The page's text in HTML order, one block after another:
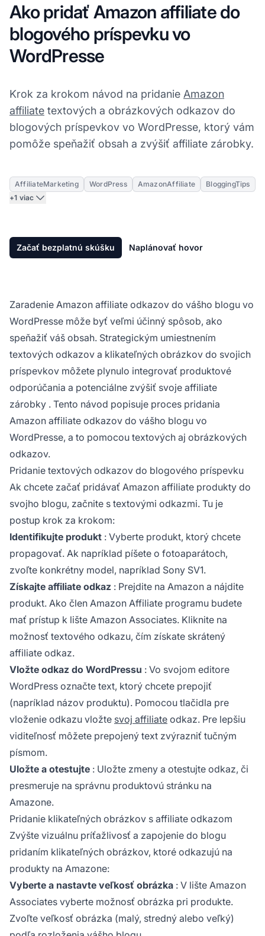
Ako pridať Amazon affiliate do
blogového príspevku vo
WordPresse
Krok za krokom návod na pridanie Amazon
affiliate textových a obrázkových odkazov do
blogových príspevkov vo WordPresse, ktorý vám
pomôže speňažiť obsah a zvýšiť affiliate zárobky.
AffiliateMarketing WordPress AmazonAffiliate
BloggingTips
+1 viac
Začať bezplatnú skúšku Naplánovať hovor
Zaradenie Amazon affiliate odkazov do vášho blogu vo
WordPresse môže byť veľmi účinný spôsob, ako
speňažiť váš obsah. Strategickým umiestnením
textových odkazov a klikateľných obrázkov do svojich
príspevkov môžete plynulo integrovať produktové
odporúčania a potenciálne zvýšiť svoje affiliate
zárobky . Tento návod popisuje proces pridania
Amazon affiliate odkazov do vášho blogu vo
WordPresse, a to pomocou textových aj obrázkových
odkazov.
Pridanie textových odkazov do blogového príspevku
Ak chcete začať pridávať Amazon affiliate produkty do
svojho blogu, začnite s textovými odkazmi. Tu je
postup krok za krokom:
Identifikujte produkt : Vyberte produkt, ktorý chcete
propagovať. Ak napríklad píšete o fotoaparátoch,
zvoľte konkrétny model, napríklad Sony SV1.
Získajte affiliate odkaz : Prejdite na Amazon a nájdite
produkt. Ako člen Amazon Affiliate programu budete
mať prístup k lište Amazon Associates. Kliknite na
možnosť textového odkazu, čím získate skrátený
affiliate odkaz.
Vložte odkaz do WordPressu : Vo svojom editore
WordPress označte text, ktorý chcete prepojiť
(napríklad názov produktu). Pomocou tlačidla pre
vloženie odkazu vložte svoj affiliate odkaz. Pre lepšiu
viditeľnosť môžete prepojený text zvýrazniť tučným
písmom.
Uložte a otestujte : Uložte zmeny a otestujte odkaz, či
presmeruje na správnu produktovú stránku na
Amazone.
Pridanie klikateľných obrázkov s affiliate odkazom
Zvýšte vizuálnu príťažlivosť a zapojenie do blogu
pridaním klikateľných obrázkov, ktoré odkazujú na
produkty na Amazone:
Vyberte a nastavte veľkosť obrázka : V lište Amazon
Associates vyberte možnosť obrázka pri produkte.
Zvoľte veľkosť obrázka (malý, stredný alebo veľký)